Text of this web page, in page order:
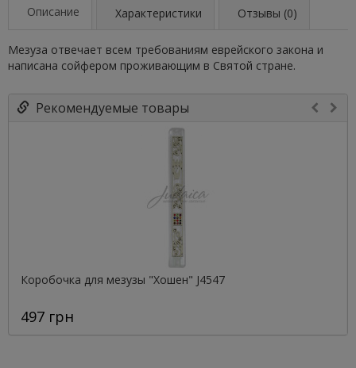
Описание Характеристики Отзывы (0)
Мезуза отвечает всем требованиям еврейского закона и
написана сойфером проживающим в Святой стране.
Рекомендуемые товары
Коробочка для мезузы "Хошен" J4547
497 грн